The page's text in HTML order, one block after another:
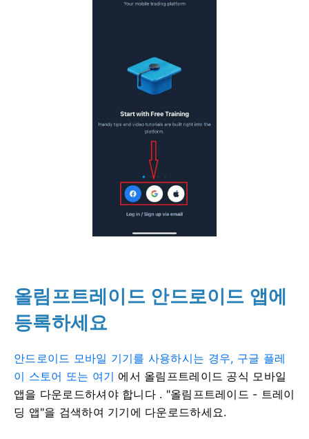
올림프트레이드 안드로이드 앱에
등록하세요
안드로이드 모바일 기기를 사용하시는 경우, 구글 플레
이 스토어 또는 여기 에서 올림프트레이드 공식 모바일
앱을 다운로드하셔야 합니다 . "올림프트레이드 - 트레이
딩 앱"을 검색하여 기기에 다운로드하세요.